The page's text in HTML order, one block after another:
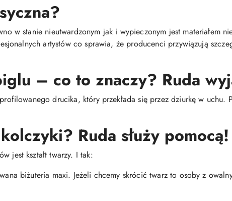
w stanie nieutwardzonym jak i wypieczonym jest materiałem
artystów co sprawia, że producenci przywiązują
– co to znaczy? Ruda
drucika, który przekłada się przez dziurkę w uchu.
Ruda służy pomocą!
jest kształt twarzy. I tak:
biżuteria maxi. Jeżeli chcemy skrócić twarz to osoby z